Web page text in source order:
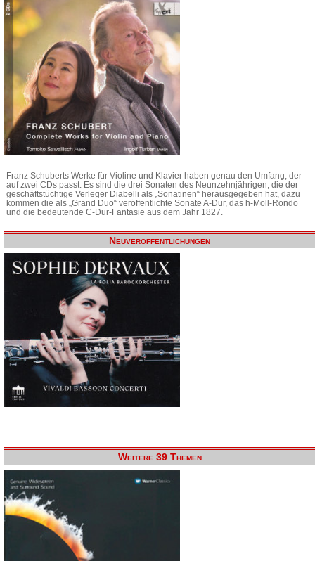
Franz Schuberts Werke für Violine und Klavier haben genau den Umfang, der
auf zwei CDs passt. Es sind die drei Sonaten des Neunzehnjährigen, die der
geschäftstüchtige Verleger Diabelli als „Sonatinen“ herausgegeben hat, dazu
kommen die als „Grand Duo“ veröffentlichte Sonate A-Dur, das h-Moll-Rondo
und die bedeutende C-Dur-Fantasie aus dem Jahr 1827.
Neuveröffentlichungen
Weitere 39 Themen